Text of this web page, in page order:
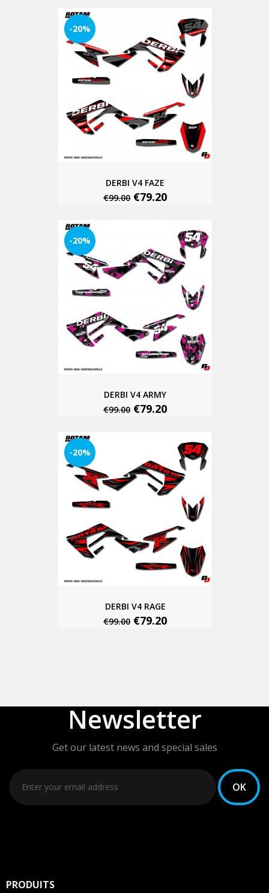
DERBI V4 FAZE
€99.00 €79.20
-20%
DERBI V4 ARMY
€99.00 €79.20
-20%
DERBI V4 RAGE
€99.00 €79.20
-20%
Newsletter
Get our latest news and special sales
PRODUITS